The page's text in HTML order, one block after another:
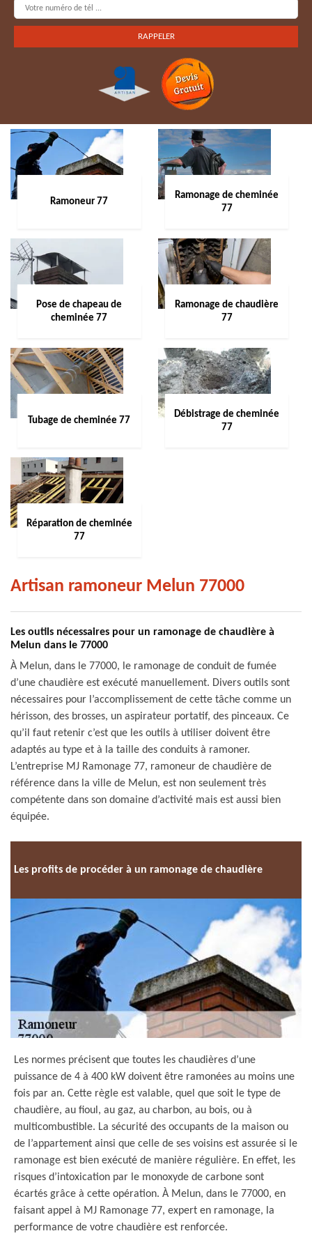
Ramoneur 77
Ramonage de cheminée
77
Pose de chapeau de
cheminée 77
Ramonage de chaudière
77
Tubage de cheminée 77
Débistrage de cheminée
77
Réparation de cheminée
77
Artisan ramoneur Melun 77000
Les outils nécessaires pour un ramonage de chaudière à
Melun dans le 77000
À Melun, dans le 77000, le ramonage de conduit de fumée
d’une chaudière est exécuté manuellement. Divers outils sont
nécessaires pour l’accomplissement de cette tâche comme un
hérisson, des brosses, un aspirateur portatif, des pinceaux. Ce
qu’il faut retenir c’est que les outils à utiliser doivent être
adaptés au type et à la taille des conduits à ramoner.
L’entreprise MJ Ramonage 77, ramoneur de chaudière de
référence dans la ville de Melun, est non seulement très
compétente dans son domaine d’activité mais est aussi bien
équipée.
Les profits de procéder à un ramonage de chaudière
Les normes précisent que toutes les chaudières d’une
puissance de 4 à 400 kW doivent être ramonées au moins une
fois par an. Cette règle est valable, quel que soit le type de
chaudière, au fioul, au gaz, au charbon, au bois, ou à
multicombustible. La sécurité des occupants de la maison ou
de l’appartement ainsi que celle de ses voisins est assurée si le
ramonage est bien exécuté de manière régulière. En effet, les
risques d’intoxication par le monoxyde de carbone sont
écartés grâce à cette opération. À Melun, dans le 77000, en
faisant appel à MJ Ramonage 77, expert en ramonage, la
performance de votre chaudière est renforcée.